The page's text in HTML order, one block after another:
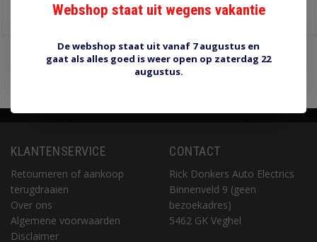
Informatie
Pagina 1 van 1
KLANTENSERVICE
Retourneren of aankoop
terugdraaien
Over ons
Algemene voorwaarden
Disclaimer
CONTACT
Rick Donkers Auto Electrics
Binnenveld 9 (geen
bezoekadres)
5462 GK Veghel
Webshop staat uit wegens vakantie
De webshop staat uit vanaf 7 augustus en
gaat als alles goed is weer open op zaterdag 22
augustus.